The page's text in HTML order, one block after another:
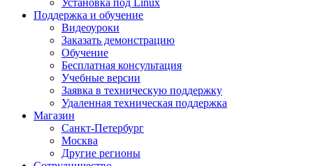
Поддержка и обучение
Видеоуроки
Заказать демонстрацию
Обучение
Бесплатная консультация
Учебные версии
Заявка в техническую поддержку
Удаленная техническая поддержка
Магазин
Санкт-Петербург
Москва
Другие регионы